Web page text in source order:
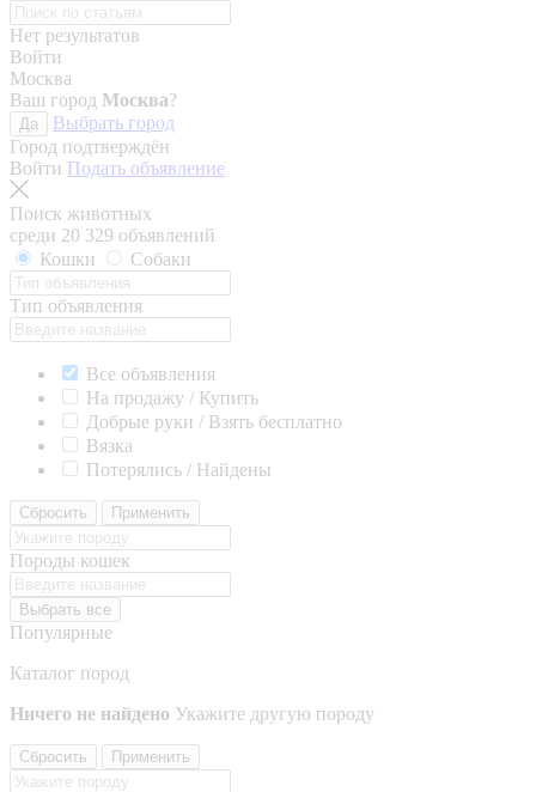
Нет результатов
Войти
Москва
Ваш город Москва?
Да
Выбрать город
Город подтверждён
Войти Подать объявление
Поиск животных
среди 20 329 объявлений
Кошки
Собаки
Тип объявления
Все объявления
На продажу / Купить
Добрые руки / Взять бесплатно
Вязка
Потерялись / Найдены
Сбросить Применить
Породы кошек
Выбрать все
Популярные
Каталог пород
Ничего не найдено Укажите другую породу
Сбросить Применить